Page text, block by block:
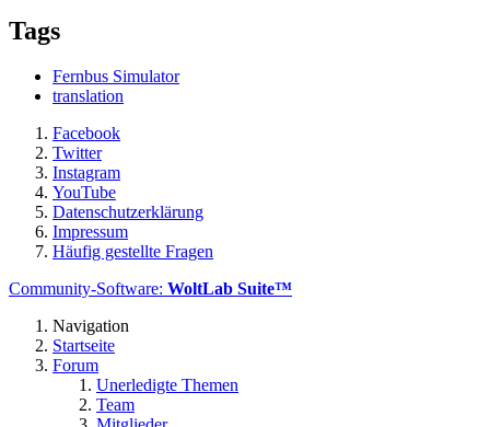
Tags
Fernbus Simulator
translation
Facebook
Twitter
Instagram
YouTube
Datenschutzerklärung
Impressum
Häufig gestellte Fragen
Community-Software: WoltLab Suite™
Navigation
Startseite
Forum
Unerledigte Themen
Team